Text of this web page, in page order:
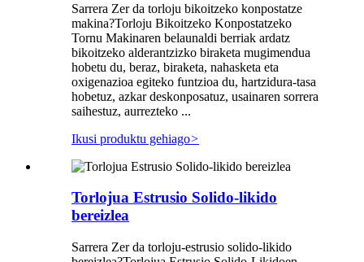
Sarrera Zer da torloju bikoitzeko konpostatze
makina?Torloju Bikoitzeko Konpostatzeko
Tornu Makinaren belaunaldi berriak ardatz
bikoitzeko alderantzizko biraketa mugimendua
hobetu du, beraz, biraketa, nahasketa eta
oxigenazioa egiteko funtzioa du, hartzidura-tasa
hobetuz, azkar deskonposatuz, usainaren sorrera
saihestuz, aurrezteko ...
Ikusi produktu gehiago>
Torlojua Estrusio Solido-likido
bereizlea
Sarrera Zer da torloju-estrusio solido-likido